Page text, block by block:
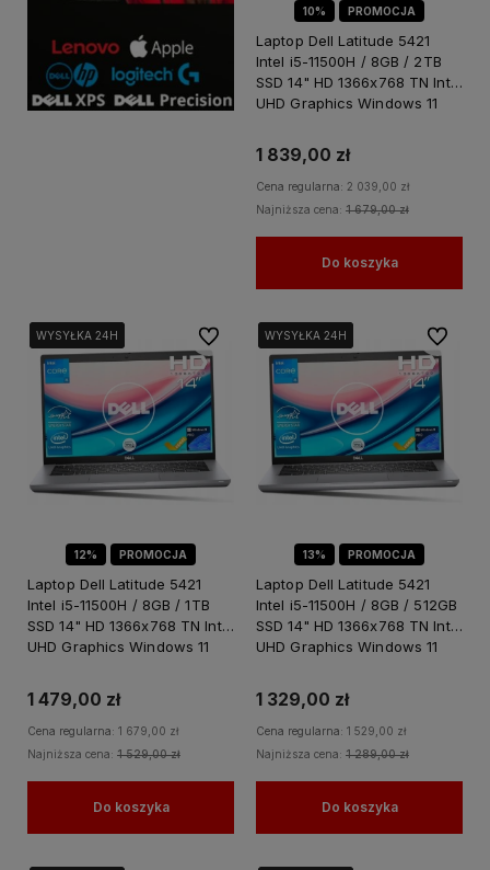
10% PROMOCJA
Laptop Dell Latitude 5421
Intel i5-11500H / 8GB / 2TB
SSD 14" HD 1366x768 TN Intel
UHD Graphics Windows 11
1 839,00 zł
Cena regularna: 2 039,00 zł
Najniższa cena: 1 679,00 zł
Do koszyka
12% PROMOCJA
WYSYŁKA 24H
WYSYŁKA 24H
WYSYŁKA 24H
Laptop Dell Latitude 5421
Intel i5-11500H / 8GB / 1TB
SSD 14" HD 1366x768 TN Intel
UHD Graphics Windows 11
1 479,00 zł
Cena regularna: 1 679,00 zł
Najniższa cena: 1 529,00 zł
Do koszyka
Do ulubionych
13% PROMOCJA
WYSYŁKA 24H
WYSYŁKA 24H
WYSYŁKA 24H
Laptop Dell Latitude 5421
Intel i5-11500H / 8GB / 512GB
SSD 14" HD 1366x768 TN Intel
UHD Graphics Windows 11
1 329,00 zł
Cena regularna: 1 529,00 zł
Najniższa cena: 1 289,00 zł
Do koszyka
Do